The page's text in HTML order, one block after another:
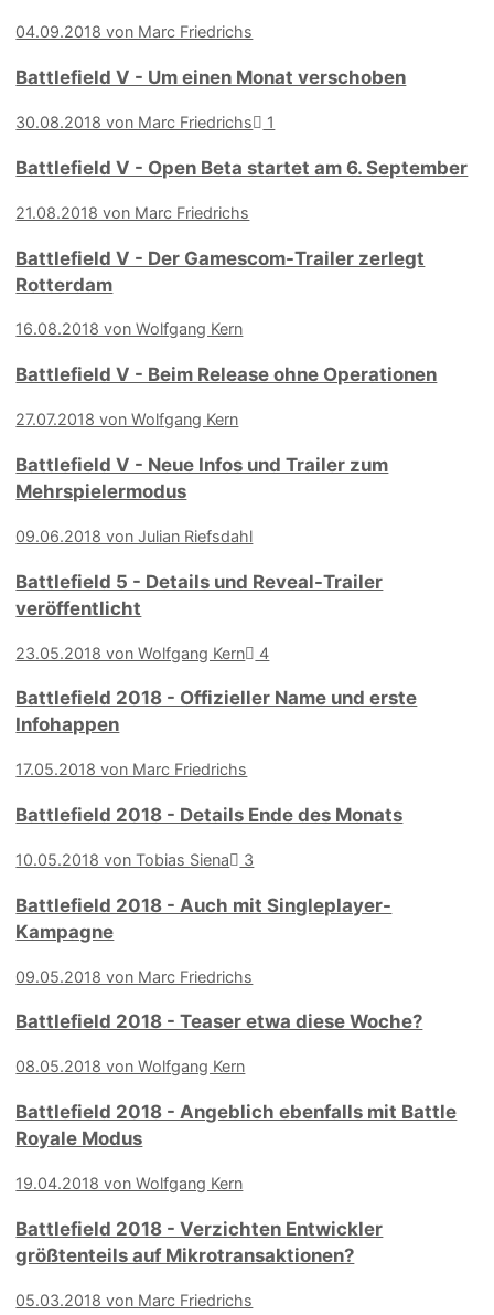
04.09.2018 von Marc Friedrichs
Battlefield V - Um einen Monat verschoben
30.08.2018 von Marc Friedrichs 1
Battlefield V - Open Beta startet am 6. September
21.08.2018 von Marc Friedrichs
Battlefield V - Der Gamescom-Trailer zerlegt
Rotterdam
16.08.2018 von Wolfgang Kern
Battlefield V - Beim Release ohne Operationen
27.07.2018 von Wolfgang Kern
Battlefield V - Neue Infos und Trailer zum
Mehrspielermodus
09.06.2018 von Julian Riefsdahl
Battlefield 5 - Details und Reveal-Trailer
veröffentlicht
23.05.2018 von Wolfgang Kern 4
Battlefield 2018 - Offizieller Name und erste
Infohappen
17.05.2018 von Marc Friedrichs
Battlefield 2018 - Details Ende des Monats
10.05.2018 von Tobias Siena 3
Battlefield 2018 - Auch mit Singleplayer-
Kampagne
09.05.2018 von Marc Friedrichs
Battlefield 2018 - Teaser etwa diese Woche?
08.05.2018 von Wolfgang Kern
Battlefield 2018 - Angeblich ebenfalls mit Battle
Royale Modus
19.04.2018 von Wolfgang Kern
Battlefield 2018 - Verzichten Entwickler
größtenteils auf Mikrotransaktionen?
05.03.2018 von Marc Friedrichs